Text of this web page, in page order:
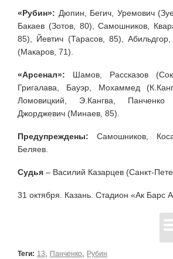
«Рубин»: Дюпин, Бегич, Уремович
Бакаев (Зотов, 80), Самошников,
85), Йевтич (Тарасов, 85),
(Макаров, 71).
«Арсенал»: Шамов, Рассказов
Григалава, Бауэр, Мохаммед
Ломовицкий, Э.Кангва, Панченко
Джорджевич (Минаев, 85).
Предупреждены: Самошников,
Беляев.
Судья – Василий Казарцев (Санкт-
31 октября. Казань. Стадион «Ак Барс
Теги: 13 Панченко Рубин